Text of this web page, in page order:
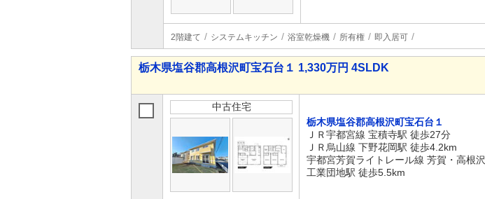
2階建て システムキッチン 浴室乾燥機 所有権 即入居可
栃木県塩谷郡高根沢町宝石台１ 1,330万円 4SLDK
中古住宅
栃木県塩谷郡高根沢町宝石台１
ＪＲ宇都宮線 宝積寺駅 徒歩27分
ＪＲ烏山線 下野花岡駅 徒歩4.2km
宇都宮芳賀ライトレール線 芳賀・高根沢
工業団地駅 徒歩5.5km